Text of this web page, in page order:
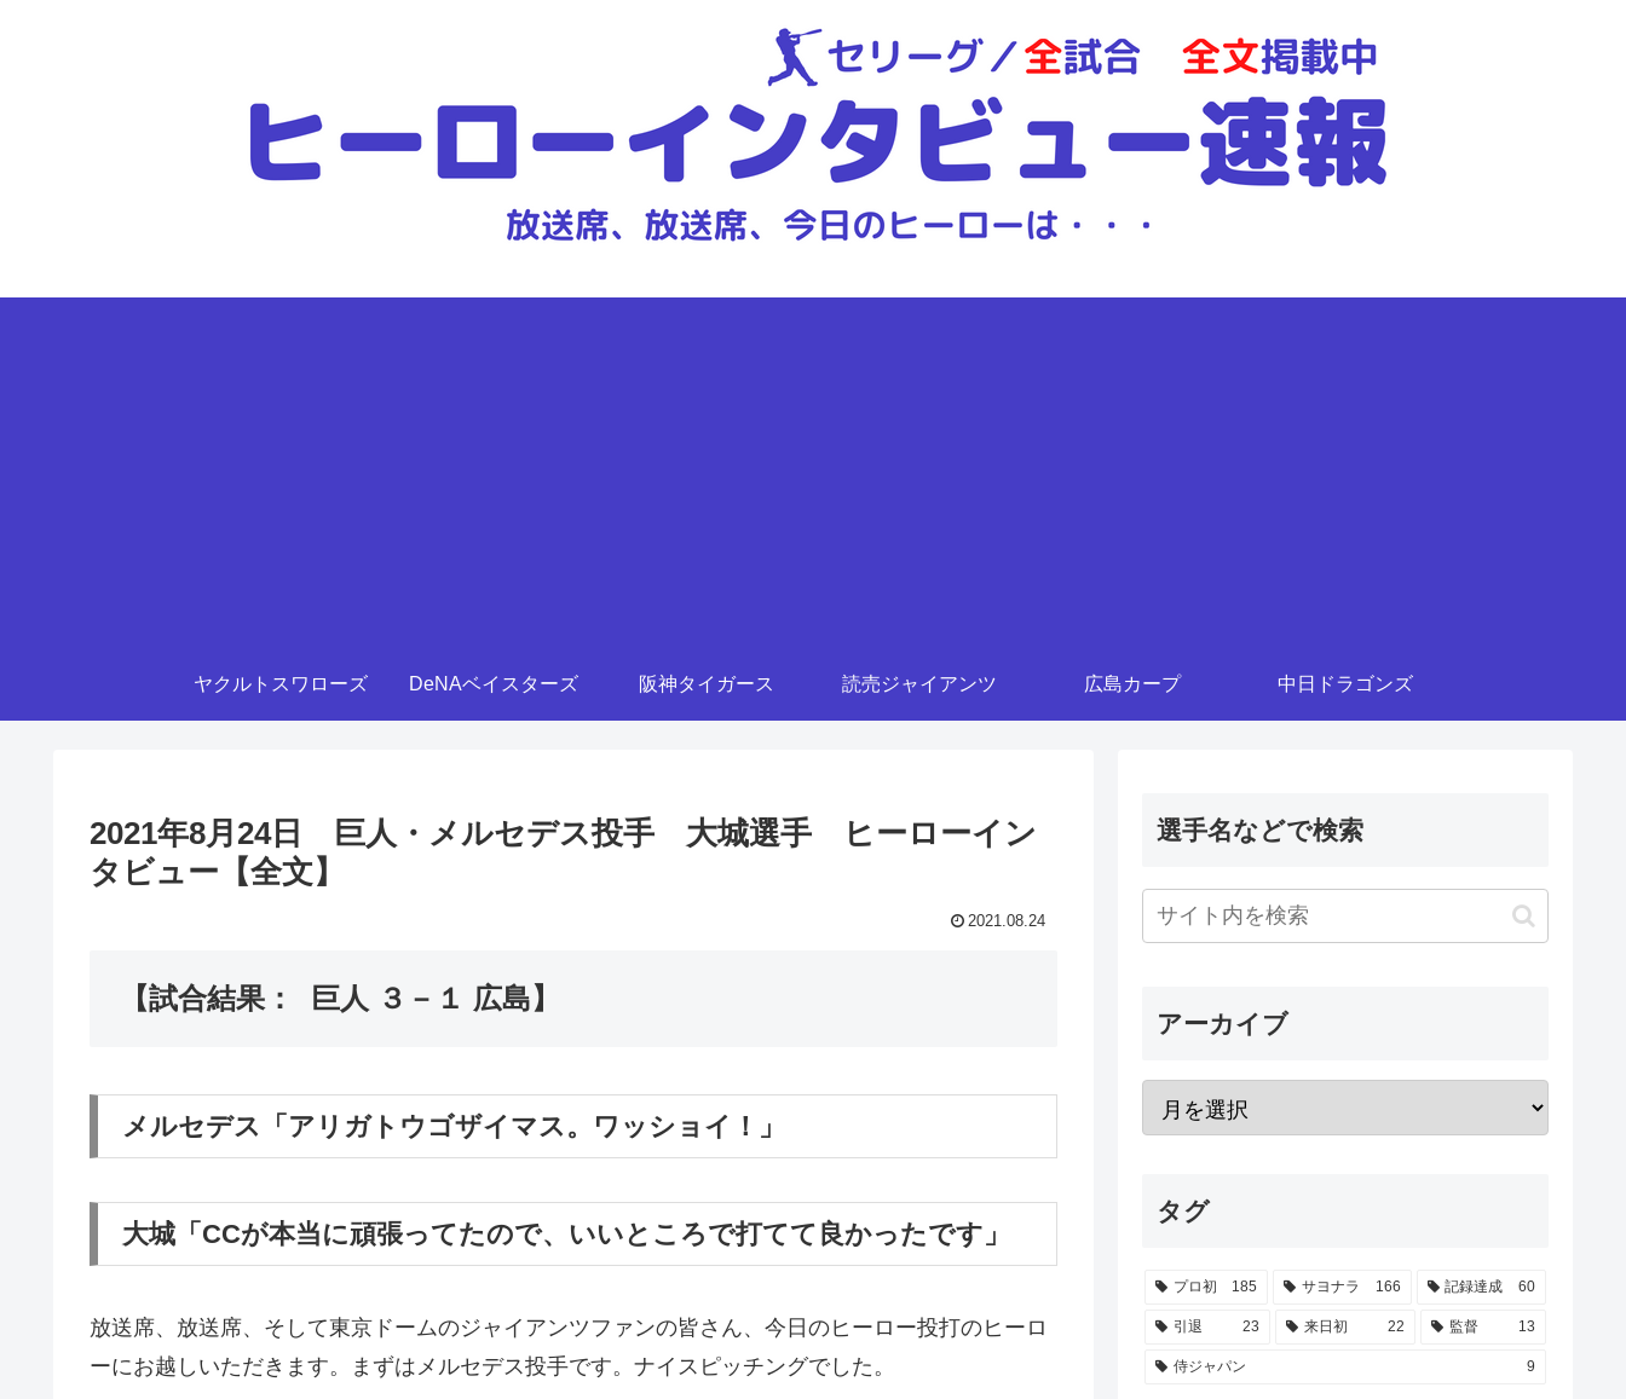
ヤクルトスワローズ DeNAベイスターズ 阪神タイガース 読売ジャイアンツ 広島カープ 中日ドラゴンズ
2021年8月24日 巨人・メルセデス投手 大城選手 ヒーローイン
タビュー【全文】
2021.08.24
【試合結果： 巨人 ３－１ 広島】
メルセデス「アリガトウゴザイマス。ワッショイ！」
大城「CCが本当に頑張ってたので、いいところで打てて良かったです」
放送席、放送席、そして東京ドームのジャイアンツファンの皆さん、今日のヒーロー投打のヒーロ
ーにお越しいただきます。まずはメルセデス投手です。ナイスピッチングでした。
選手名などで検索
アーカイブ
タグ
プロ初 185 サヨナラ 166 記録達成 60
引退 23 来日初 22 監督 13
侍ジャパン 9